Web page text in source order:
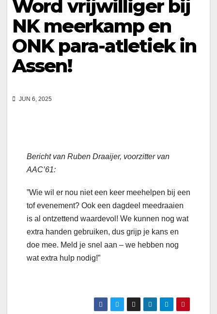
Word vrijwilliger bij
NK meerkamp en
ONK para-atletiek in
Assen!
JUN 6, 2025
Bericht van Ruben Draaijer, voorzitter van
AAC’61:
”Wie wil er nou niet een keer meehelpen bij een
tof evenement? Ook een dagdeel meedraaien
is al ontzettend waardevol! We kunnen nog wat
extra handen gebruiken, dus grijp je kans en
doe mee. Meld je snel aan – we hebben nog
wat extra hulp nodig!”